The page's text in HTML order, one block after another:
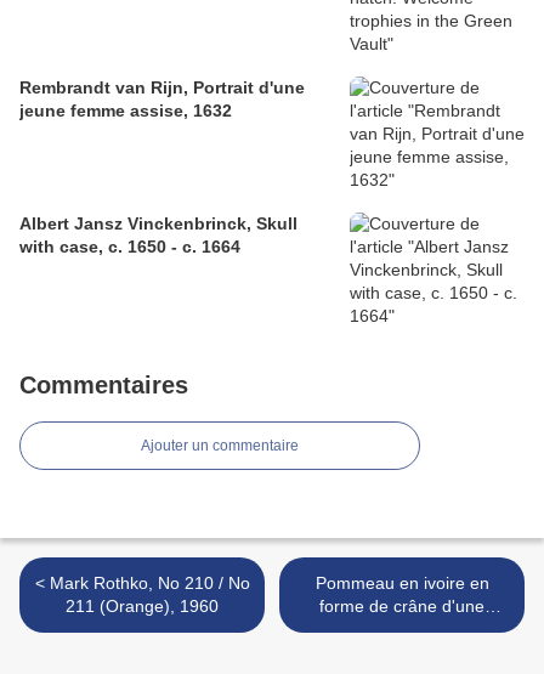
Rembrandt van Rijn, Portrait d'une
jeune femme assise, 1632
Albert Jansz Vinckenbrinck, Skull
with case, c. 1650 - c. 1664
Commentaires
Ajouter un commentaire
< Mark Rothko, No 210 / No
211 (Orange), 1960
Pommeau en ivoire en
forme de crâne d'une
canne en bambou,